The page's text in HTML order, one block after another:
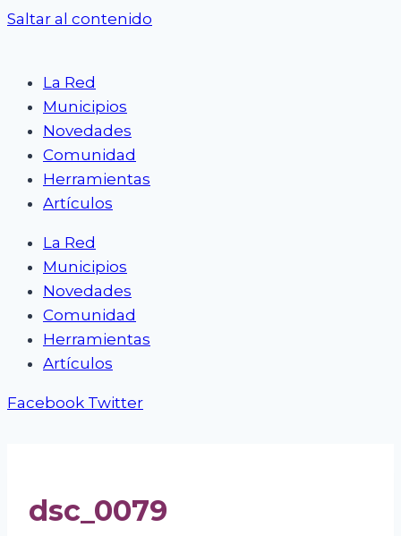
Saltar al contenido
La Red
Municipios
Novedades
Comunidad
Herramientas
Artículos
La Red
Municipios
Novedades
Comunidad
Herramientas
Artículos
Facebook Twitter
dsc_0079